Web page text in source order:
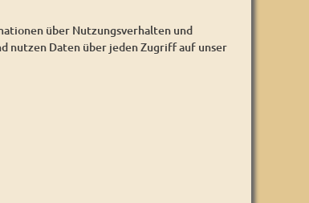
über Nutzungsverhalten und
nutzen Daten über jeden Zugriff auf unser